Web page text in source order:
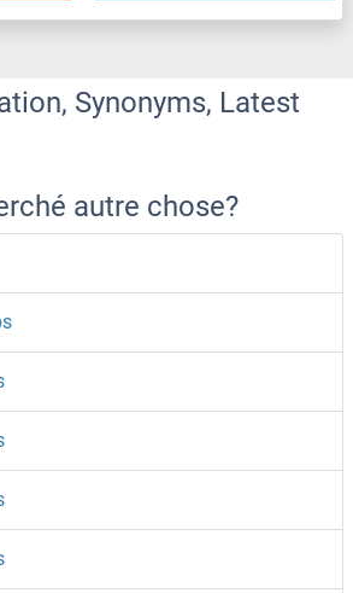
Synonyms, Latest
autre chose?